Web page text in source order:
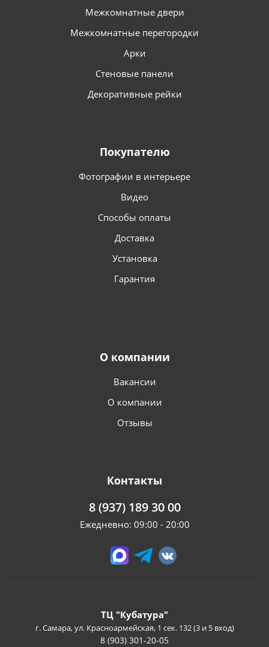
Межкомнатные двери
Межкомнатные перегородки
Арки
Стеновые панели
Декоративные рейки
Покупателю
Фотографии в интерьере
Видео
Способы оплаты
Доставка
Установка
Гарантия
О компании
Вакансии
О компании
Отзывы
Контакты
8 (937) 189 30 00
Ежедневно: 09:00 - 20:00
ТЦ "Кубатура"
г. Самара, ул. Красноармейская, 1 сек. 132 (3 и 5 вход)
8 (903) 301-20-05